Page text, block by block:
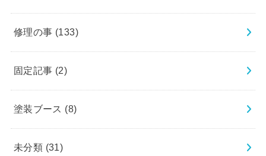
修理の事 (133)
固定記事 (2)
塗装ブース (8)
未分類 (31)